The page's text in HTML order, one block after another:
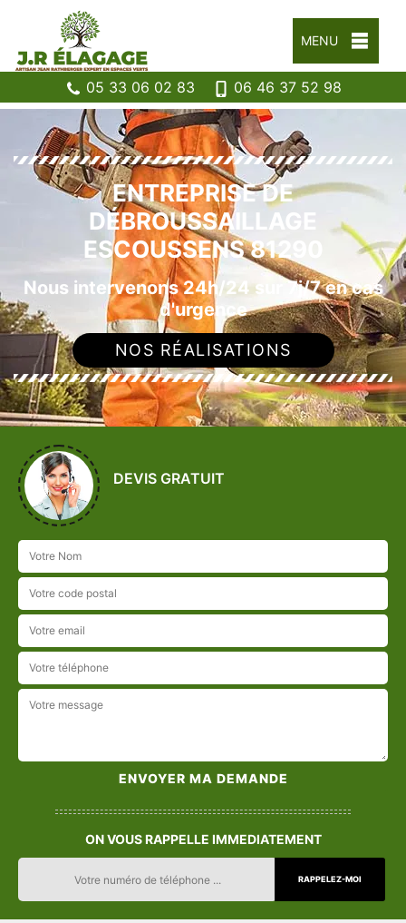
MENU
05 33 06 02 83 06 46 37 52 98
ENTREPRISE DE
DÉBROUSSAILLAGE
ESCOUSSENS 81290
Nous intervenons 24h/24 sur 7j/7 en cas
d'urgence
NOS RÉALISATIONS
DEVIS GRATUIT
ON VOUS RAPPELLE IMMEDIATEMENT